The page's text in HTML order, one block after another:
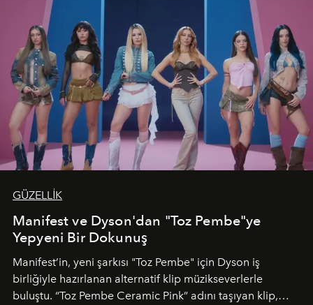
GÜZELLİK
Manifest ve Dyson'dan "Toz Pembe"ye
Yepyeni Bir Dokunuş
Manifest’in, yeni şarkısı "Toz Pembe" için Dyson iş
birliğiyle hazırlanan alternatif klip müzikseverlerle
buluştu. “Toz Pembe Ceramic Pink” adını taşıyan klip,